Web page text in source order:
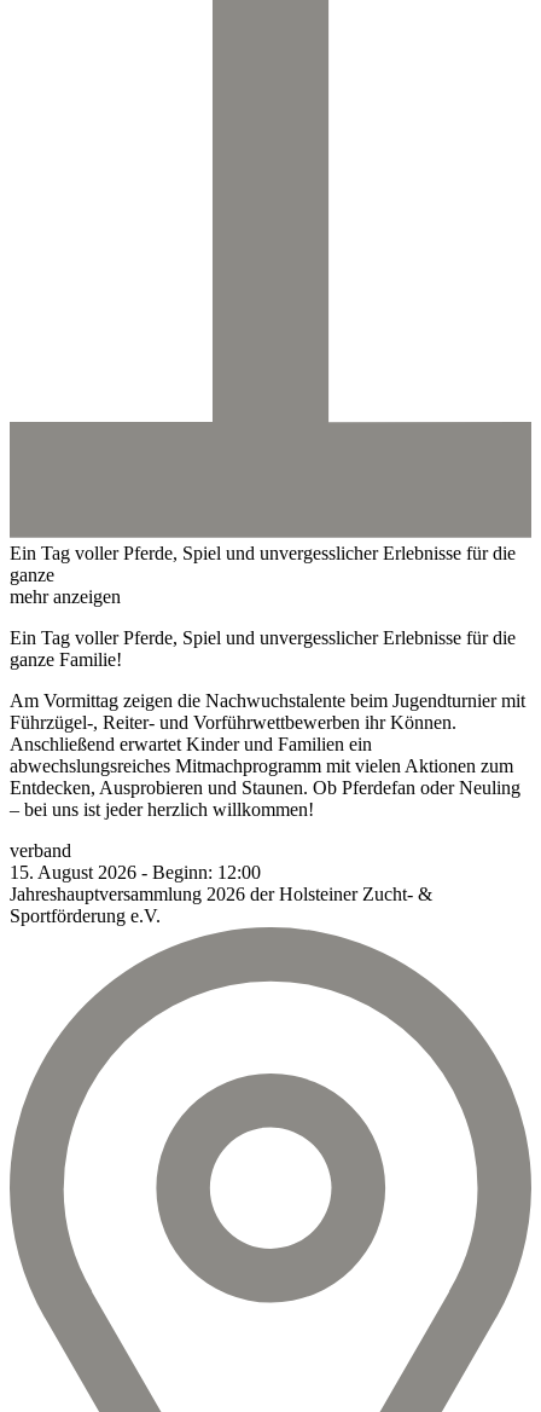
Ein Tag voller Pferde, Spiel und unvergesslicher Erlebnisse für die
ganze
mehr anzeigen
Ein Tag voller Pferde, Spiel und unvergesslicher Erlebnisse für die
ganze Familie!
Am Vormittag zeigen die Nachwuchstalente beim Jugendturnier mit
Führzügel-, Reiter- und Vorführwettbewerben ihr Können.
Anschließend erwartet Kinder und Familien ein
abwechslungsreiches Mitmachprogramm mit vielen Aktionen zum
Entdecken, Ausprobieren und Staunen. Ob Pferdefan oder Neuling
– bei uns ist jeder herzlich willkommen!
verband
15. August 2026 - Beginn: 12:00
Jahreshauptversammlung 2026 der Holsteiner Zucht- &
Sportförderung e.V.